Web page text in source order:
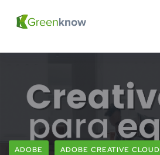
ADOBE ADOBE CREATIVE CLOUD